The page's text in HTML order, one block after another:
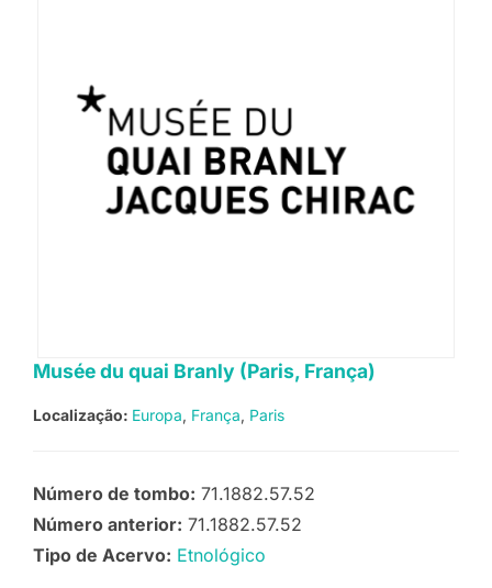
Musée du quai Branly (Paris, França)
Localização: Europa França Paris
Número de tombo: 71.1882.57.52
Número anterior: 71.1882.57.52
Tipo de Acervo: Etnológico